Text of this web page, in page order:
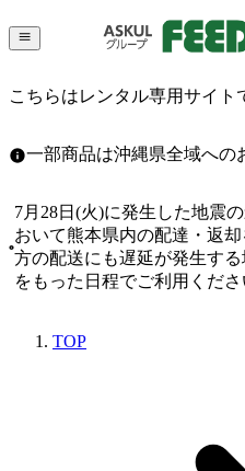
こちらはレンタル専用サイト
一部商品は沖縄県全域への
7月28日(火)に発生した地震
おいて熊本県内の配達・返
方の配送にも遅延が発生す
をもった日程でご利用くださ
TOP